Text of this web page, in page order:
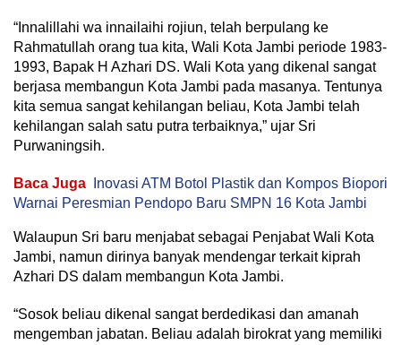
“Innalillahi wa innailaihi rojiun, telah berpulang ke
Rahmatullah orang tua kita, Wali Kota Jambi periode 1983-
1993, Bapak H Azhari DS. Wali Kota yang dikenal sangat
berjasa membangun Kota Jambi pada masanya. Tentunya
kita semua sangat kehilangan beliau, Kota Jambi telah
kehilangan salah satu putra terbaiknya,” ujar Sri
Purwaningsih.
Baca Juga
Inovasi ATM Botol Plastik dan Kompos Biopori
Warnai Peresmian Pendopo Baru SMPN 16 Kota Jambi
Walaupun Sri baru menjabat sebagai Penjabat Wali Kota
Jambi, namun dirinya banyak mendengar terkait kiprah
Azhari DS dalam membangun Kota Jambi.
“Sosok beliau dikenal sangat berdedikasi dan amanah
mengemban jabatan. Beliau adalah birokrat yang memiliki